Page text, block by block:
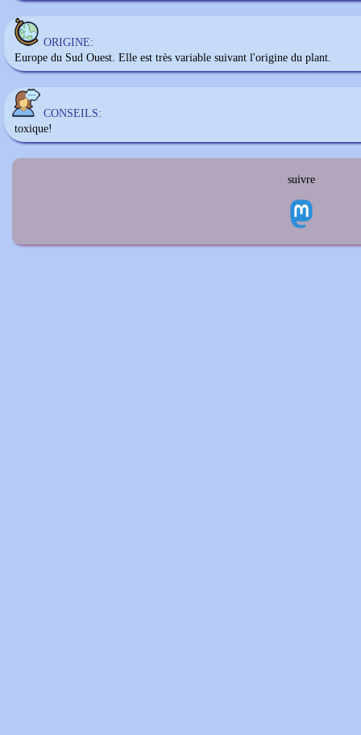
ORIGINE:
Europe du Sud Ouest. Elle est très variable suivant l'origine du plant.
CONSEILS:
toxique!
suivre